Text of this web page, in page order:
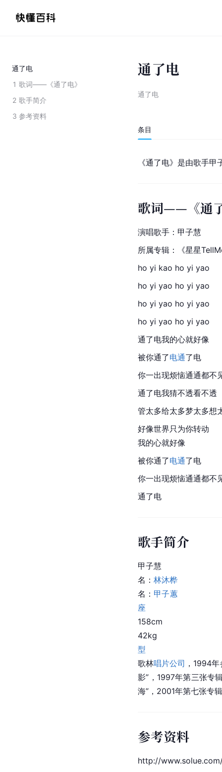
通了电
1 歌词——《通了电》
2 歌手简介
3 参考资料
通了电
通了电
条目
《通了电》是由歌手
歌词——《通
演唱歌手：甲子慧
所属专辑：《星星
ho yi kao ho yi yao
ho yi yao ho yi yao
ho yi yao ho yi yao
ho yi yao ho yi yao
通了电我的心就好像
被你通了电通了电
你一出现烦恼通通都不
通了电我猜不透看不透
管太多给太多梦太多想
好像世界只为你转动
我的心就好像
被你通了电通了电
你一出现烦恼通通都不
通了电
歌手简介
甲子慧
名：林沐桦
名： 甲子蕙
座
158cm
型
歌林唱片公司 ，1994
影”，1997年第三张专
海”，2001年第七张专
参考资料
http://